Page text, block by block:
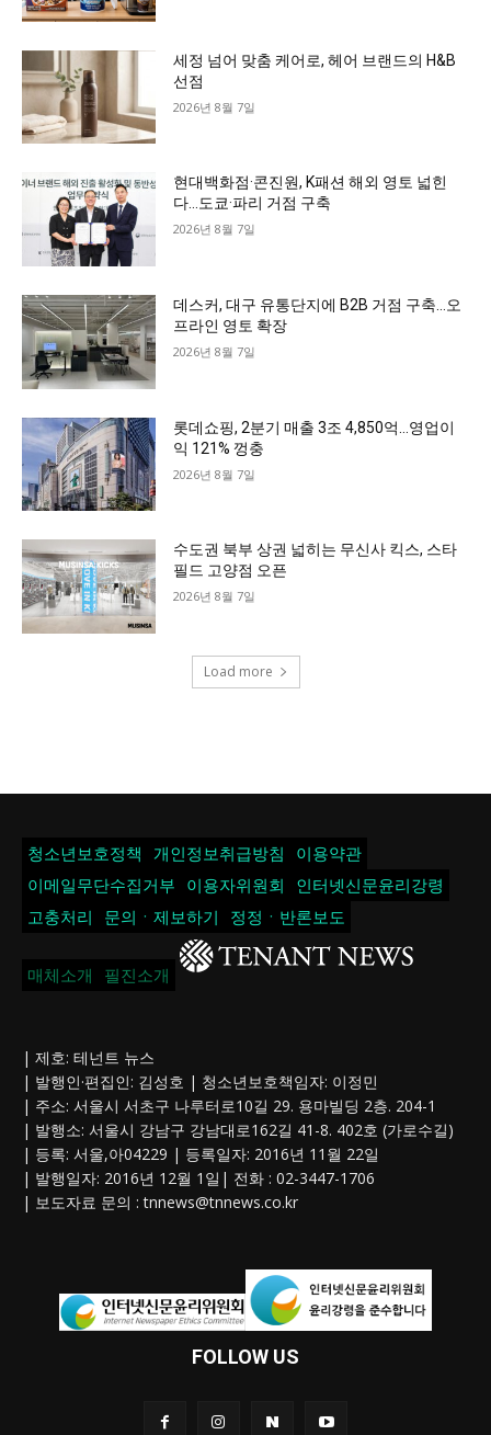
세정 넘어 맞춤 케어로, 헤어 브랜드의 H&B
선점
2026년 8월 7일
현대백화점·콘진원, K패션 해외 영토 넓힌
다…도쿄·파리 거점 구축
2026년 8월 7일
데스커, 대구 유통단지에 B2B 거점 구축…오
프라인 영토 확장
2026년 8월 7일
롯데쇼핑, 2분기 매출 3조 4,850억…영업이
익 121% 껑충
2026년 8월 7일
수도권 북부 상권 넓히는 무신사 킥스, 스타
필드 고양점 오픈
2026년 8월 7일
Load more
청소년보호정책 개인정보취급방침
이용약관
이메일무단수집거부
이용자위원회
인터넷신문윤리강령
고충처리
문의ㆍ제보하기 정정ㆍ반론보도
매체소개 필진소개
| 제호: 테넌트 뉴스
| 발행인·편집인: 김성호 | 청소년보호책임자: 이정민
| 주소: 서울시 서초구 나루터로10길 29. 용마빌딩 2층. 204-1
| 발행소: 서울시 강남구 강남대로162길 41-8. 402호 (가로수길)
| 등록: 서울,아04229 | 등록일자: 2016년 11월 22일
| 발행일자: 2016년 12월 1일| 전화 : 02-3447-1706
| 보도자료 문의 :tnnews@tnnews.co.kr
FOLLOW US